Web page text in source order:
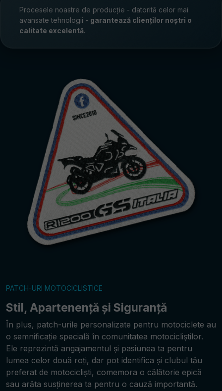
Procesele noastre de producție - datorită celor mai
avansate tehnologii - garantează clienților noștri o
calitate excelentă.
PATCH-URI MOTOCICLISTICE
Stil, Apartenență și Siguranță
În plus, patch-urile personalizate pentru motociclete au
o semnificație specială în comunitatea motocicliștilor.
Ele reprezintă angajamentul și pasiunea ta pentru
lumea celor două roți, dar pot identifica și clubul tău
preferat de motocicliști, comemora o călătorie epică
sau arăta susținerea ta pentru o cauză importantă.